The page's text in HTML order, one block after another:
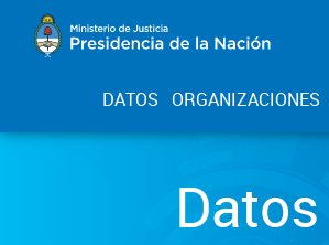
DATOS ORGANIZACIONES
Datos